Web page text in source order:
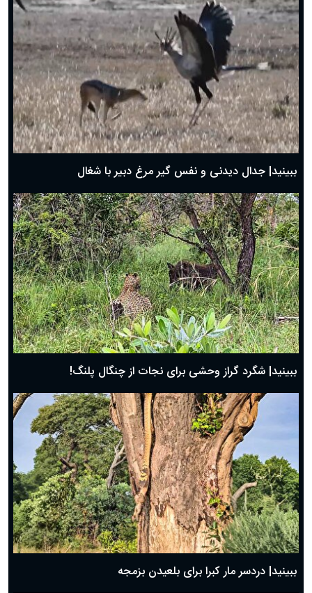
دعای روز ششم ماه رمضان؛ ۵ اسفند ۱۴۰۴
دعای روز پنجم ماه رمضان؛ ۴ اسفند ۱۴۰۴
دعای روز چهارم ماه مبارک رمضان؛ ۳ اسفند ۱۴۰۴
دعای روز سوم ماه مبارک رمضان؛ ۱۴ اسفند ۱۴۰۴
دعای روز دوم ماه مبارک رمضان ۱ اسفند ماه ۱۴۰۴
دعای روز اول ماه مبارک رمضان، ۳۰ بهمن ۱۴۰۴
حضرت زینب(س) چگونه از دنیا رفت؟
بهترین پیامک تبریک روز پدر ۱۴۰۴؛ جملات زیبا و صمیمانه
ببینید| جدال دیدنی و نفس گیر مرغ دبیر با شغال
ببینید| شگرد گراز وحشی برای نجات از چنگال پلنگ!
ببینید| دردسر مار کبرا برای بلعیدن بزمجه